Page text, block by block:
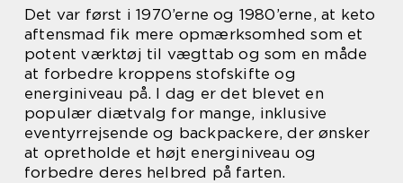
Det var først i 1970’erne og 1980’erne, at keto
aftensmad fik mere opmærksomhed som et
potent værktøj til vægttab og som en måde
at forbedre kroppens stofskifte og
energiniveau på. I dag er det blevet en
populær diætvalg for mange, inklusive
eventyrrejsende og backpackere, der ønsker
at opretholde et højt energiniveau og
forbedre deres helbred på farten.